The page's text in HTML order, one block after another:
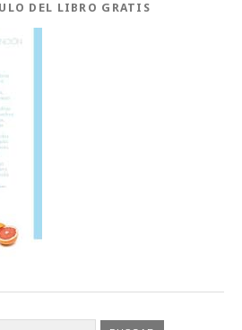
DEL LIBRO GRATIS